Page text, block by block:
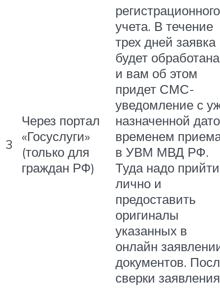
3
Через портал
«Госуслуги»
(только для
граждан РФ)
регистрационного
учета. В течение
трех дней заявка
будет обработана
и вам об этом
придет СМС-
уведомление с
назначенной
временем
в УВМ МВД РФ.
Туда надо прийти
лично и
предоставить
оригиналы
указанных в
онлайн
документов.
сверки заявления